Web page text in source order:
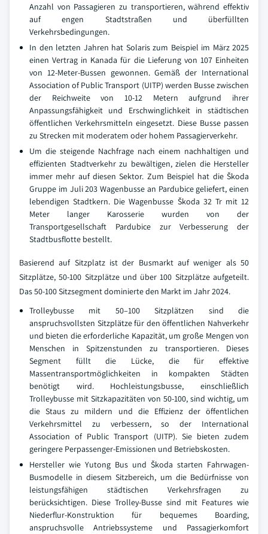
Anzahl von Passagieren zu transportieren, während effektiv
auf engen Stadtstraßen und überfüllten
Verkehrsbedingungen.
In den letzten Jahren hat Solaris zum Beispiel im März 2025
einen Vertrag in Kanada für die Lieferung von 107 Einheiten
von 12-Meter-Bussen gewonnen. Gemäß der International
Association of Public Transport (UITP) werden Busse zwischen
der Reichweite von 10-12 Metern aufgrund ihrer
Anpassungsfähigkeit und Erschwinglichkeit in städtischen
öffentlichen Verkehrsmitteln eingesetzt. Diese Busse passen
zu Strecken mit moderatem oder hohem Passagierverkehr.
Um die steigende Nachfrage nach einem nachhaltigen und
effizienten Stadtverkehr zu bewältigen, zielen die Hersteller
immer mehr auf diesen Sektor. Zum Beispiel hat die Škoda
Gruppe im Juli 203 Wagenbusse an Pardubice geliefert, einen
lebendigen Stadtkern. Die Wagenbusse Škoda 32 Tr mit 12
Meter langer Karosserie wurden von der
Transportgesellschaft Pardubice zur Verbesserung der
Stadtbusflotte bestellt.
Basierend auf Sitzplatz ist der Busmarkt auf weniger als 50
Sitzplätze, 50-100 Sitzplätze und über 100 Sitzplätze aufgeteilt.
Das 50-100 Sitzsegment dominierte den Markt im Jahr 2024.
Trolleybusse mit 50–100 Sitzplätzen sind die
anspruchsvollsten Sitzplätze für den öffentlichen Nahverkehr
und bieten die erforderliche Kapazität, um große Mengen von
Menschen in Spitzenstunden zu transportieren. Dieses
Segment füllt die Lücke, die für effektive
Massentransportmöglichkeiten in kompakten Städten
benötigt wird. Hochleistungsbusse, einschließlich
Trolleybusse mit Sitzkapazitäten von 50-100, sind wichtig, um
die Staus zu mildern und die Effizienz der öffentlichen
Verkehrsmittel zu verbessern, so der International
Association of Public Transport (UITP). Sie bieten zudem
geringere Perpassenger-Emissionen und Betriebskosten.
Hersteller wie Yutong Bus und Škoda starten Fahrwagen-
Busmodelle in diesem Sitzbereich, um die Bedürfnisse von
leistungsfähigen städtischen Verkehrsfragen zu
berücksichtigen. Diese Trolley-Busse sind mit Features wie
Niederflur-Konstruktion für bequemes Boarding,
anspruchsvolle Antriebssysteme und Passagierkomfort